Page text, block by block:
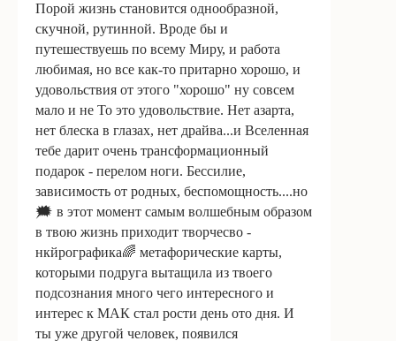
Порой жизнь становится однообразной,
скучной, рутинной. Вроде бы и
путешествуешь по всему Миру, и работа
любимая, но все как-то притарно хорошо, и
удовольствия от этого "хорошо" ну совсем
мало и не То это удовольствие. Нет азарта,
нет блеска в глазах, нет драйва...и Вселенная
тебе дарит очень трансформационный
подарок - перелом ноги. Бессилие,
зависимость от родных, беспомощность....но
🗯 в этот момент самым волшебным образом
в твою жизнь приходит творчесво -
нкйрографика🌈 метафорические карты,
которыми подруга вытащила из твоего
подсознания много чего интересного и
интерес к МАК стал рости день ото дня. И
ты уже другой человек, появился